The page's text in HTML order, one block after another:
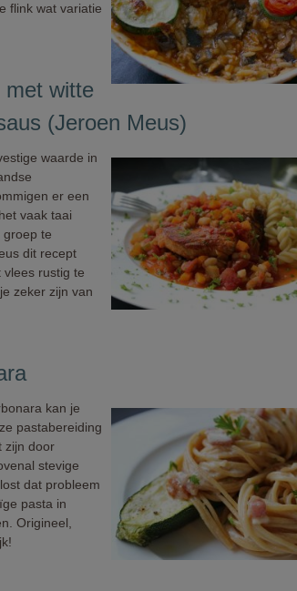
flink wat variatie
met witte
(Jeroen Meus)
waarde in
er een
vaak taai
groep te
dit recept
rustig te
zeker zijn van
kan je
pastabereiding
zijn door
stevige
dat probleem
pasta in
Origineel,